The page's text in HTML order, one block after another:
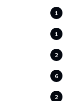
1
1
2
6
2